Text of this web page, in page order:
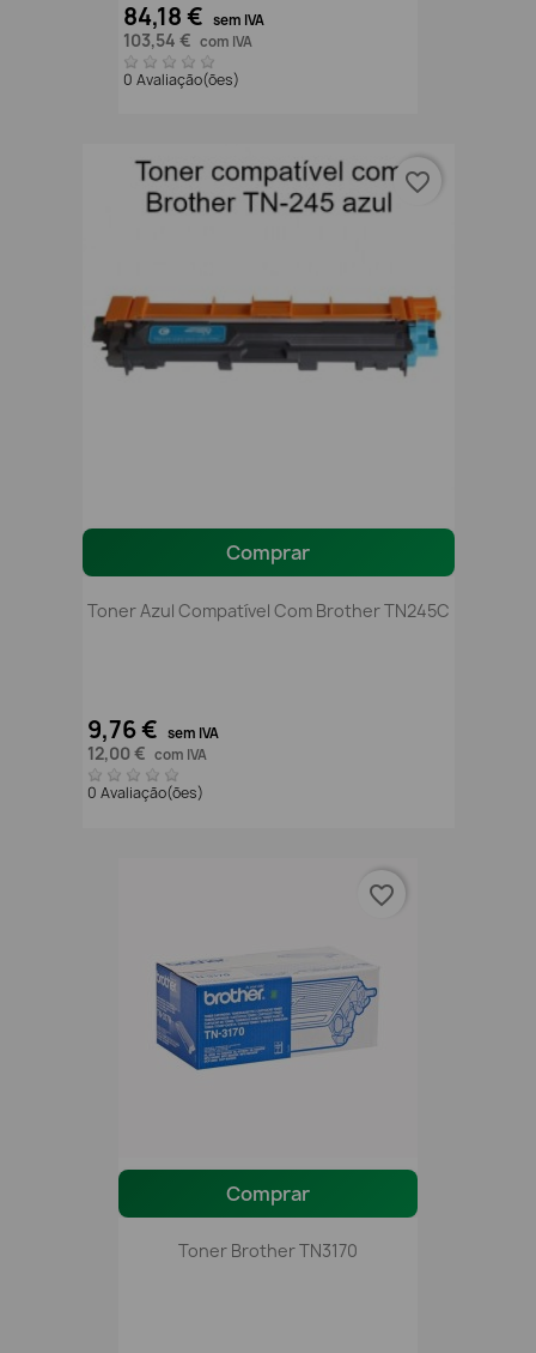
84,18 € sem IVA
103,54 € com IVA
0 Avaliação(ões)
Comprar
Toner Azul Compatível Com Brother TN245C
9,76 € sem IVA
12,00 € com IVA
0 Avaliação(ões)
favorite_border
Comprar
Toner Brother TN3170
favorite_border